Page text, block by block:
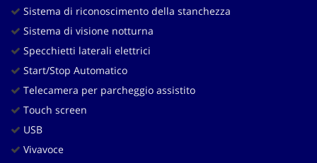
Sistema di riconoscimento della stanchezza
Sistema di visione notturna
Specchietti laterali elettrici
Start/Stop Automatico
Telecamera per parcheggio assistito
Touch screen
USB
Vivavoce